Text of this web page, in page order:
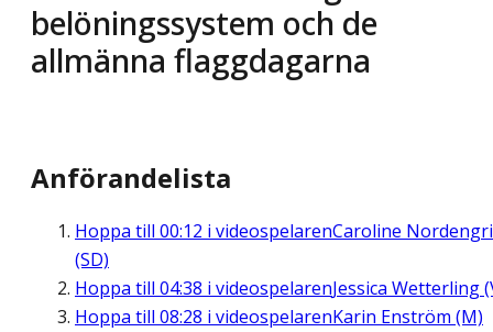
belöningssystem och de
allmänna flaggdagarna
Anförandelista
Hoppa till 00:12 i videospelarenCaroline
(SD)
Hoppa till 04:38 i videospelarenJessica Wetterling
Hoppa till 08:28 i videospelarenKarin Enström (M)